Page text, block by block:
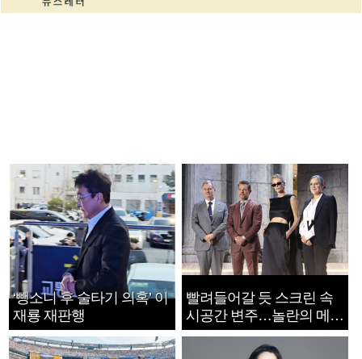
‘뺑소니 후 술타기 의혹’ 이
재룡 재판행
빨려들어갈 듯 스크린 속
시공간 변주…놀란의 메시
지는 ‘전쟁 속죄’